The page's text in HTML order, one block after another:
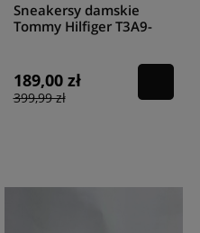
Sneakersy damskie
Tommy Hilfiger T3A9-
189,00 zł
399,99 zł